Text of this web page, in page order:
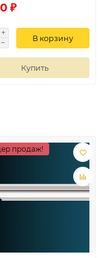
₽
В корзину
Купить
продаж!